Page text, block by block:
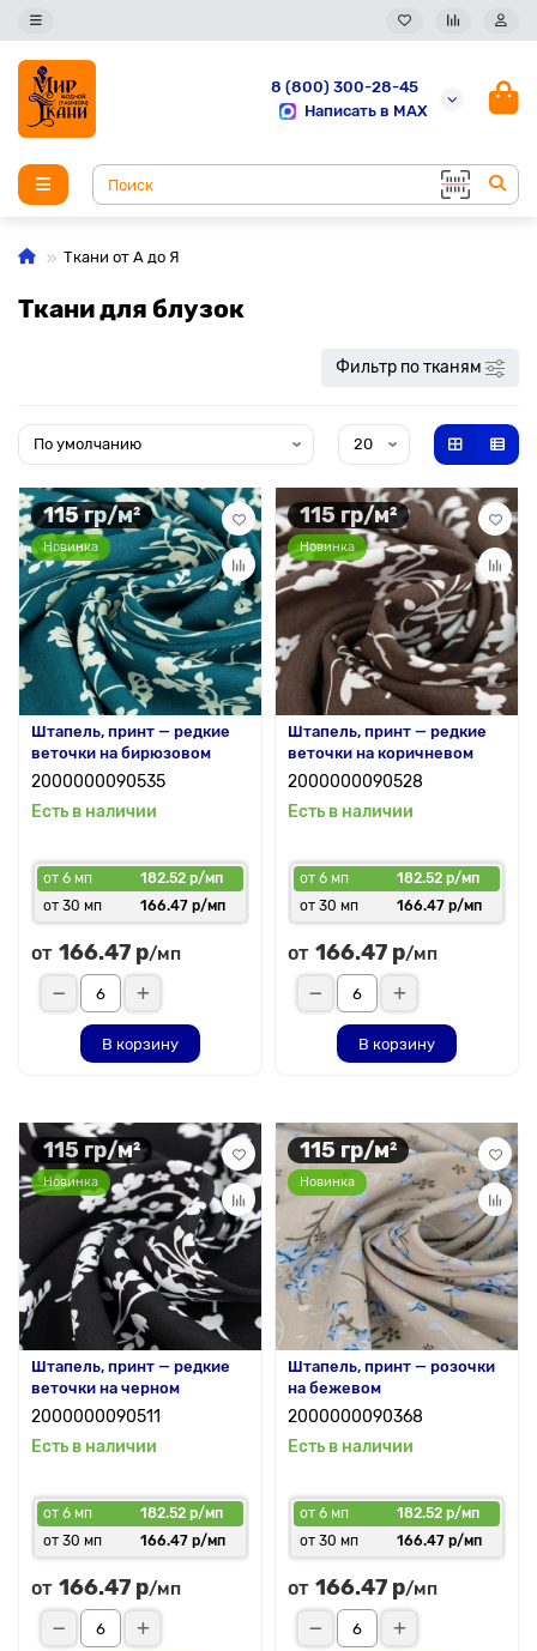
8 (800) 300-28-45
Написать в MAX
Ткани от А до Я
Ткани для блузок
Фильтр по тканям
115 гр/м²
Новинка
Штапель, принт — редкие
веточки на бирюзовом
2000000090535
Есть в наличии
от 6 мп
182.52 р/мп
от 30 мп
166.47 р/мп
от 166.47 р/мп
В корзину
115 гр/м²
Новинка
Штапель, принт — редкие
веточки на коричневом
2000000090528
Есть в наличии
от 6 мп
182.52 р/мп
от 30 мп
166.47 р/мп
от 166.47 р/мп
В корзину
115 гр/м²
Новинка
Штапель, принт — редкие
веточки на черном
2000000090511
Есть в наличии
от 6 мп
182.52 р/мп
от 30 мп
166.47 р/мп
от 166.47 р/мп
115 гр/м²
Новинка
Штапель, принт — розочки
на бежевом
2000000090368
Есть в наличии
от 6 мп
182.52 р/мп
от 30 мп
166.47 р/мп
от 166.47 р/мп